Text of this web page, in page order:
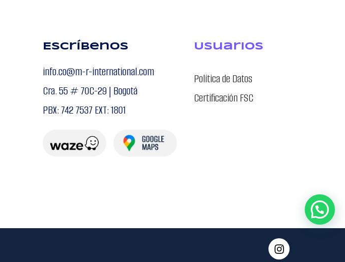
Escríbenos
info.co@m-r-international.com
Cra. 55 # 70C-29 | Bogotá
PBX: 742 7537 EXT: 1801
USuarios
Política de Datos
Certificación FSC